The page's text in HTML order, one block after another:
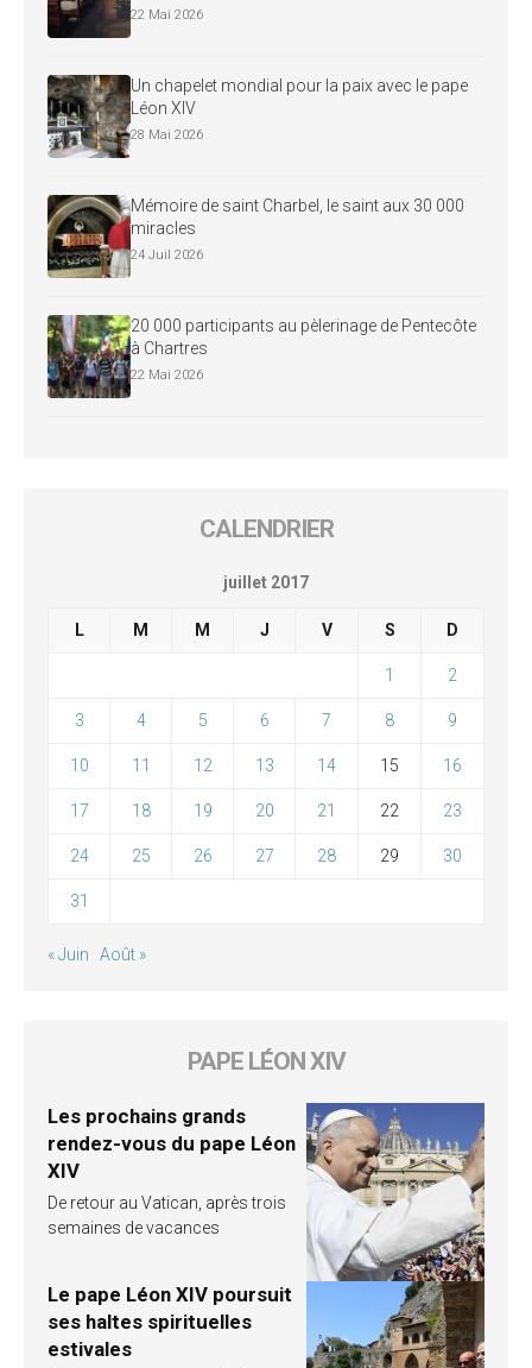
22 Mai 2026
Un chapelet mondial pour la paix avec le pape
Léon XIV
28 Mai 2026
Mémoire de saint Charbel, le saint aux 30 000
miracles
24 Juil 2026
20 000 participants au pèlerinage de Pentecôte
à Chartres
22 Mai 2026
CALENDRIER
juillet 2017
L M M J V S D
1 2
3 4 5 6 7 8 9
10 11 12 13 14 15 16
17 18 19 20 21 22 23
24 25 26 27 28 29 30
31
« Juin Août »
PAPE LÉON XIV
Les prochains grands
rendez-vous du pape Léon
XIV
De retour au Vatican, après trois
semaines de vacances
Le pape Léon XIV poursuit
ses haltes spirituelles
estivales